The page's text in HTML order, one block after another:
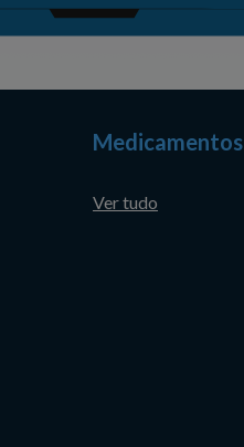
Medicamentos
Ver tudo